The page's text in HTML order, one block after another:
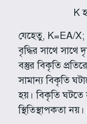
K
যেহেতু, K=EA/X;
বৃদ্ধির সাথে সাথে
বস্তুর বিকৃতি
সামান্য বিকৃতি
হয়। বিকৃতি
স্থিতিস্থাপকতা